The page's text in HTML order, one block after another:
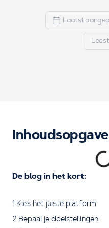
Laatst
De blog in het kort:
1.Kies het juiste platform
2.Bepaal je doelstellingen
Inhoudsopgave